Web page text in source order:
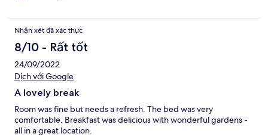
Nhận xét đã xác thực
8/10 - Rất tốt
24/09/2022
Dịch với Google
A lovely break
Room was fine but needs a refresh. The bed was very
comfortable. Breakfast was delicious with wonderful gardens -
all in a great location.